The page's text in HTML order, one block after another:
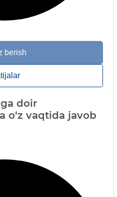
berish
doir
o‘z vaqtida javob